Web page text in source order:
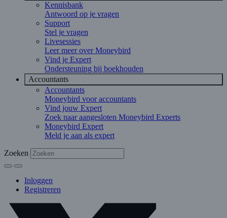
Kennisbank
Antwoord op je vragen
Support
Stel je vragen
Livesessies
Leer meer over Moneybird
Vind je Expert
Ondersteuning bij boekhouden
Accountants
Accountants
Moneybird voor accountants
Vind jouw Expert
Zoek naar aangesloten Moneybird Experts
Moneybird Expert
Meld je aan als expert
Zoeken
Inloggen
Registreren